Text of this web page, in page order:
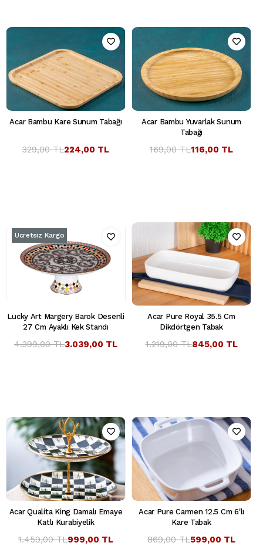
Acar Bambu Kare Sunum Tabağı
224,00 TL
329,00 TL
Acar Bambu Yuvarlak Sunum
Tabağı
116,00 TL
169,00 TL
Lucky Art Margery Barok Desenli
27 Cm Ayaklı Kek Standı
3.039,00 TL
4.399,00 TL
Ücretsiz Kargo
Acar Pure Royal 35.5 Cm
Dikdörtgen Tabak
845,00 TL
1.219,00 TL
Acar Qualita King Damalı Emaye
Katlı Kurabiyelik
999,00 TL
1.459,00 TL
Acar Pure Carmen 12.5 Cm 6'lı
Kare Tabak
599,00 TL
869,00 TL